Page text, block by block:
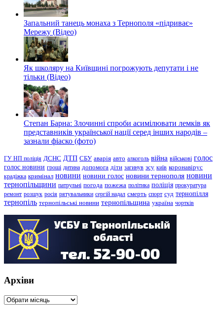
Запальний танець монаха з Тернополя «підриває»
Мережу (Відео)
Як школяру на Київщині погрожують депутати і не
тільки (Відео)
Степан Барна: Злочинні спроби асимілювати лемків як
представників української нації серед інших народів –
зазнали фіаско (фото)
ГУ НП поліція ДСНС ДТП СБУ аварія авто алкоголь війна військові голос
голос новини гроші дитина допомога діти загинув зсу київ коронавірус
крадіжка кримінал новини новини голос новини тернополя новини
тернопільщини патрульні погода пожежа політика поліція прокуратура
ремонт розшук росія рятувальники сергій надал смерть спорт суд тернопілля
тернопіль тернопільські новини тернопільщина україна чортків
Архіви
Архіви